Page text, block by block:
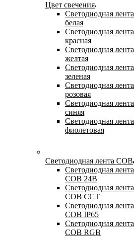
Цвет свечения
Светодиодная лента
белая
Светодиодная лента
красная
Светодиодная лента
желтая
Светодиодная лента
зеленая
Светодиодная лента
розовая
Светодиодная лента
синяя
Светодиодная лента
фиолетовая
Светодиодная лента COB
Светодиодная лента
COB 24В
Светодиодная лента
COB CCT
Светодиодная лента
COB IP65
Светодиодная лента
COB RGB